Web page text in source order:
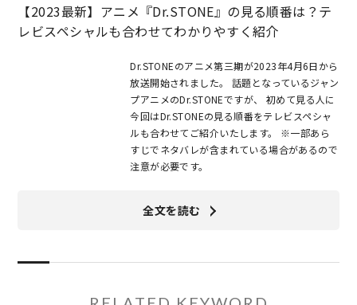
【2023最新】アニメ『Dr.STONE』の見る順番は？テ
レビスペシャルも合わせてわかりやすく紹介
Dr.STONEのアニメ第三期が2023年4月6日から
放送開始されました。 話題となっているジャン
プアニメのDr.STONEですが、 初めて見る人に
今回はDr.STONEの見る順番をテレビスペシャ
ルも合わせてご紹介いたします。 ※一部あら
すじでネタバレが含まれている場合があるので
注意が必要です。
全文を読む